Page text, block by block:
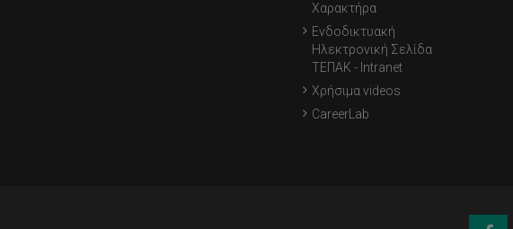
Χαρακτήρα
Ενδοδικτυακή
Ηλεκτρονική Σελίδα
ΤΕΠΑΚ - Intranet
Χρήσιμα videos
CareerLab